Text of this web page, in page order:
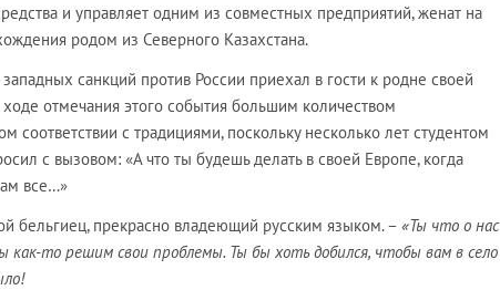
и управляет одним из совместных предприятий, женат на
родом из Северного Казахстана.
санкций против России приехал в гости к родне своей
отмечания этого события большим количеством
соответствии с традициями, поскольку несколько лет студентом
с вызовом: «А что ты будешь делать в своей Европе, когда
все…»
бельгиец, прекрасно владеющий русским языком. – «Ты что о нас
как-то решим свои проблемы. Ты бы хоть добился, чтобы вам в село